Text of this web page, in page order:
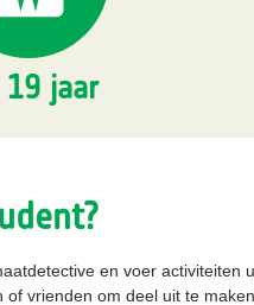
19 jaar
en voer
of vrienden om deel uit te